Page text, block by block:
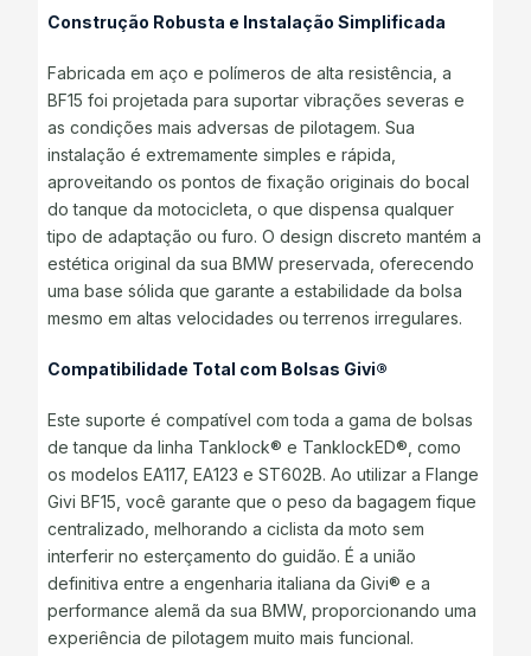
Construção Robusta e Instalação Simplificada
Fabricada em aço e polímeros de alta resistência, a
BF15 foi projetada para suportar vibrações severas e
as condições mais adversas de pilotagem. Sua
instalação é extremamente simples e rápida,
aproveitando os pontos de fixação originais do bocal
do tanque da motocicleta, o que dispensa qualquer
tipo de adaptação ou furo. O design discreto mantém a
estética original da sua BMW preservada, oferecendo
uma base sólida que garante a estabilidade da bolsa
mesmo em altas velocidades ou terrenos irregulares.
Compatibilidade Total com Bolsas Givi®
Este suporte é compatível com toda a gama de bolsas
de tanque da linha Tanklock® e TanklockED®, como
os modelos EA117, EA123 e ST602B. Ao utilizar a Flange
Givi BF15, você garante que o peso da bagagem fique
centralizado, melhorando a ciclista da moto sem
interferir no esterçamento do guidão. É a união
definitiva entre a engenharia italiana da Givi® e a
performance alemã da sua BMW, proporcionando uma
experiência de pilotagem muito mais funcional.